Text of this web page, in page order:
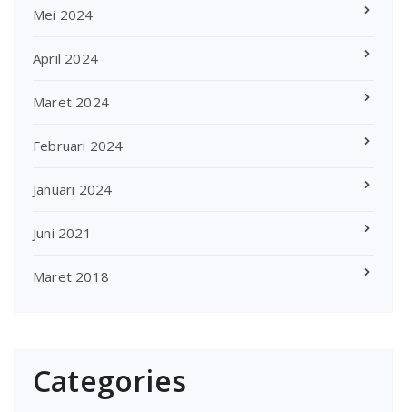
Mei 2024
April 2024
Maret 2024
Februari 2024
Januari 2024
Juni 2021
Maret 2018
Categories